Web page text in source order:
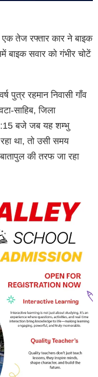
एक तेज रफ्तार कार ने बाइक
बाइक सवार को गंभीर चोटें
पुत्र रहमान निवासी गाँव
साहिब, जिला
बजे जब यह शम्भु
था, तो उसी समय
की तरफ जा रहा